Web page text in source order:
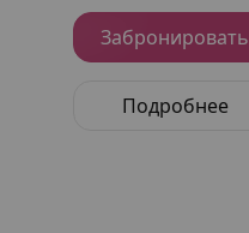
Забронировать
Подробнее